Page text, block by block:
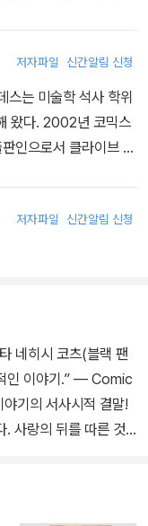
단편상을 거머쥐었다.
치로 시작된 <배트맨
터 미라클> 타이틀을
저자파일 신간알림 신청
스는 미술학 석사 학위
왔다. 2002년 코믹스
인으로서 클라이브 바
한 「비전」으로 2017
저자파일 신간알림 신청
네히시 코츠(블랙 팬
인 이야기.” ― Comic
기의 서사시적 결말!
사랑의 뒤를 따른 것은
비밀이 있으며, 비밀